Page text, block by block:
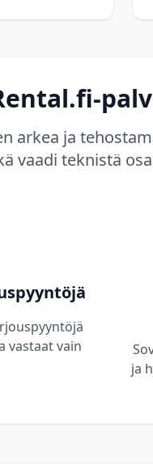
arkea ja
vaadi teknistä
vastaat vain
ja